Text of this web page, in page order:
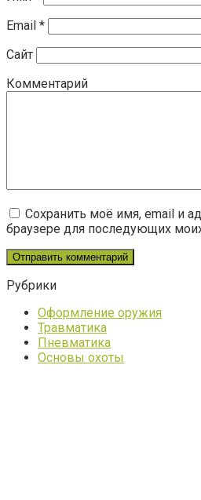
Email *
Сайт
Комментарий
Сохранить моё имя, email и
браузере для последующих
Рубрики
Оформление оружия
Травматика
Пневматика
Основы охоты